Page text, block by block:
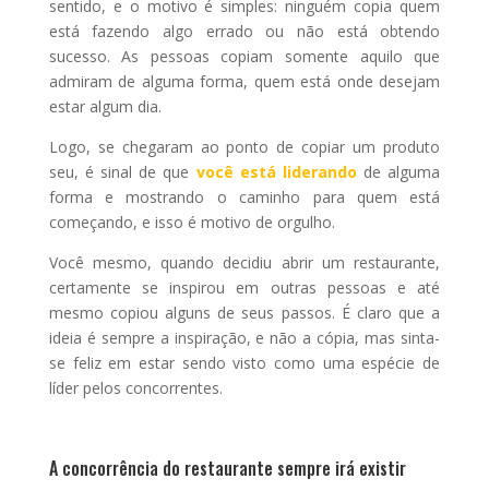
sentido, e o motivo é simples: ninguém copia quem
está fazendo algo errado ou não está obtendo
sucesso. As pessoas copiam somente aquilo que
admiram de alguma forma, quem está onde desejam
estar algum dia.
Logo, se chegaram ao ponto de copiar um produto
seu, é sinal de que você está liderando de alguma
forma e mostrando o caminho para quem está
começando, e isso é motivo de orgulho.
Você mesmo, quando decidiu abrir um restaurante,
certamente se inspirou em outras pessoas e até
mesmo copiou alguns de seus passos. É claro que a
ideia é sempre a inspiração, e não a cópia, mas sinta-
se feliz em estar sendo visto como uma espécie de
líder pelos concorrentes.
A concorrência do restaurante sempre irá existir